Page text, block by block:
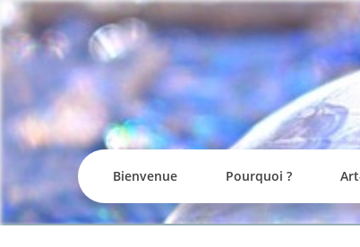
to
content
Bienvenue Pourquoi ?